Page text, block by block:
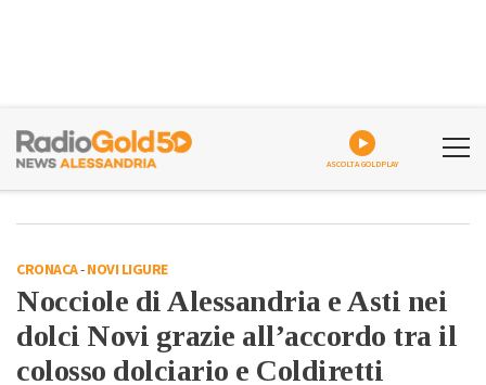
ASCOLTA GOLDPLAY
CRONACA-NOVI LIGURE
Nocciole di Alessandria e Asti nei
dolci Novi grazie all’accordo tra il
colosso dolciario e Coldiretti